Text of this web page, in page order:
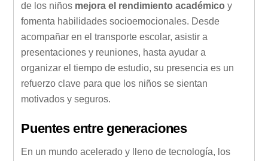
de los niños mejora el rendimiento académico y
fomenta habilidades socioemocionales. Desde
acompañar en el transporte escolar, asistir a
presentaciones y reuniones, hasta ayudar a
organizar el tiempo de estudio, su presencia es un
refuerzo clave para que los niños se sientan
motivados y seguros.
Puentes entre generaciones
En un mundo acelerado y lleno de tecnología, los